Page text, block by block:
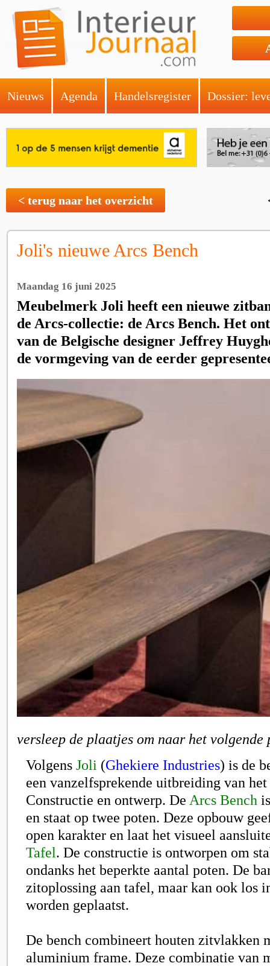
Nieuws Agenda Handelsregister Dossier:
< terug naar het overzicht
Joli's nieuwe Arcs Bench
Maandag 16 juni 2025
Meubelmerk Joli heeft een nieuwe
de Arcs-collectie: de Arcs Bench. Het
van de Belgische designer Jeffrey
de vormgeving van de eerder
versleep de plaatjes om naar het
Volgens Joli (Ghekiere Industries) is de
een vanzelfsprekende uitbreiding van
Constructie en ontwerp. De Arcs Bench
en staat op twee poten. Deze opbouw
open karakter en laat het visueel
Tafel. De constructie is ontworpen om
ondanks het beperkte aantal poten. De
zitoplossing aan tafel, maar kan ook los
worden geplaatst.
De bench combineert houten zitvlakken
aluminium frame. Deze combinatie van